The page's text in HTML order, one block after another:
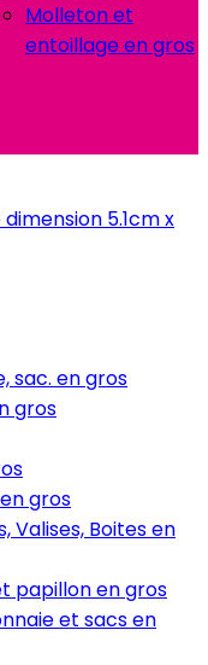
Molleton et
entoillage en gros
5.1cm x
sac. en gros
gros
gros
Valises, Boites en
papillon en gros
et sacs en